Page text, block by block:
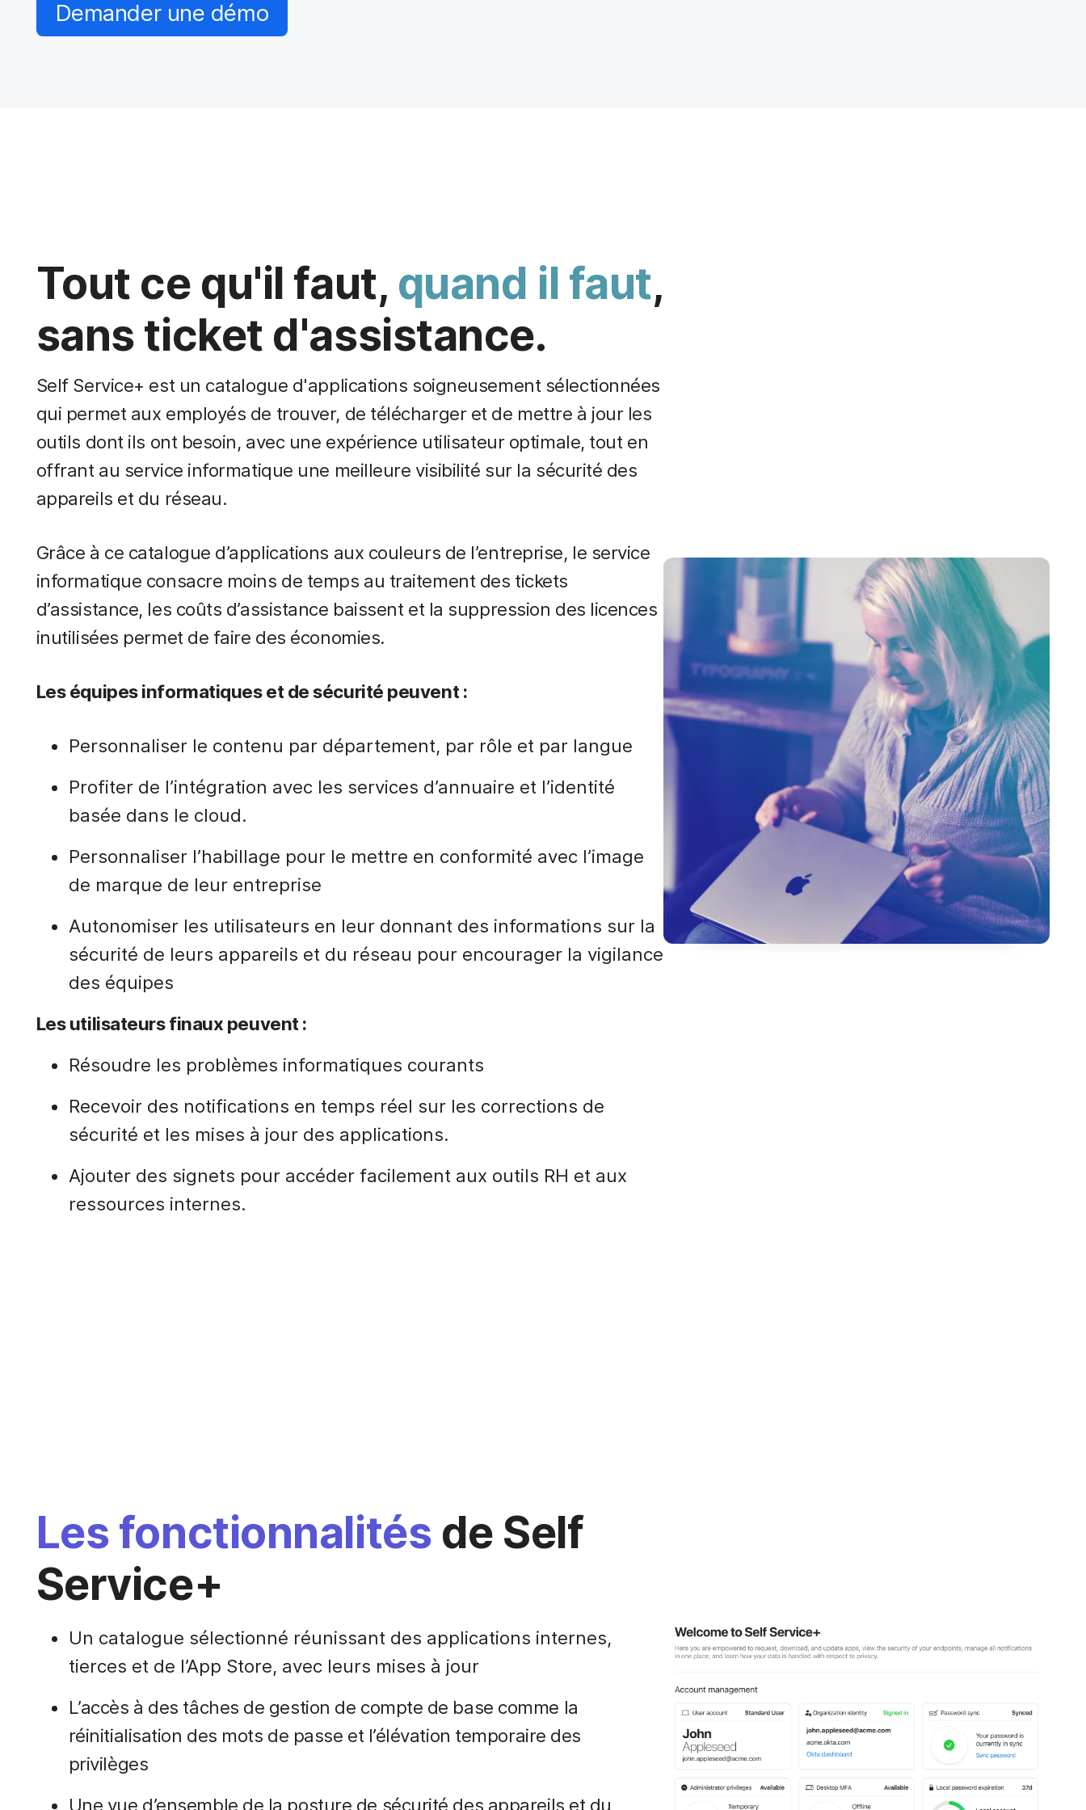
a
Demander une démo
Tout ce qu'il faut, quand il faut,
sans ticket d'assistance.
Self Service+ est un catalogue d'applications soigneusement sélectionnées
qui permet aux employés de trouver, de télécharger et de mettre à jour les
outils dont ils ont besoin, avec une expérience utilisateur optimale, tout en
offrant au service informatique une meilleure visibilité sur la sécurité des
appareils et du réseau.
Grâce à ce catalogue d’applications aux couleurs de l’entreprise, le service
informatique consacre moins de temps au traitement des tickets
d’assistance, les coûts d’assistance baissent et la suppression des licences
inutilisées permet de faire des économies.
Les équipes informatiques et de sécurité peuvent :
Personnaliser le contenu par département, par rôle et par langue
Profiter de l’intégration avec les services d’annuaire et l’identité
basée dans le cloud.
Personnaliser l’habillage pour le mettre en conformité avec l’image
de marque de leur entreprise
Autonomiser les utilisateurs en leur donnant des informations sur la
sécurité de leurs appareils et du réseau pour encourager la vigilance
des équipes
Les utilisateurs finaux peuvent :
Résoudre les problèmes informatiques courants
Recevoir des notifications en temps réel sur les corrections de
sécurité et les mises à jour des applications.
Ajouter des signets pour accéder facilement aux outils RH et aux
ressources internes.
Les fonctionnalités de Self
Service+
Un catalogue sélectionné réunissant des applications internes,
tierces et de l’App Store, avec leurs mises à jour
L’accès à des tâches de gestion de compte de base comme la
réinitialisation des mots de passe et l’élévation temporaire des
privilèges
Une vue d’ensemble de la posture de sécurité des appareils et du